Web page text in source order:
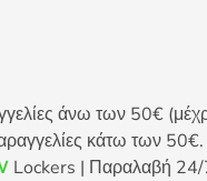
άνω των 50€
κάτω των 50€.
Lockers | Παραλαβή 24/